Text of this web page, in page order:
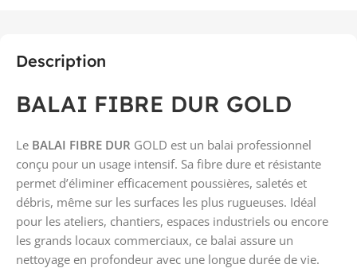
Description
BALAI FIBRE DUR GOLD
Le BALAI FIBRE DUR GOLD est un balai professionnel
conçu pour un usage intensif. Sa fibre dure et résistante
permet d’éliminer efficacement poussières, saletés et
débris, même sur les surfaces les plus rugueuses. Idéal
pour les ateliers, chantiers, espaces industriels ou encore
les grands locaux commerciaux, ce balai assure un
nettoyage en profondeur avec une longue durée de vie.